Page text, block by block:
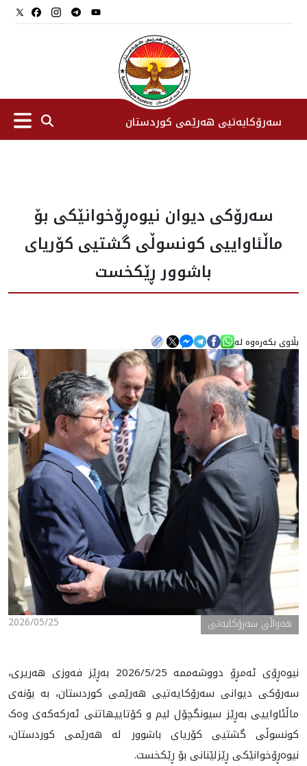
سەرۆکایەتیی هەرێمی کوردستان
جێگرانی سه‌رۆک
ستافی سەرۆکایەتی
هه‌واڵ
گەلەری
سەرۆکی دیوان نیوەڕۆخوانێکی بۆ
ماڵئاواییی کونسوڵی گشتیی کۆریای
باشوور ڕێکخست
بڵاوی بکەرەوە لە
2026/05/25 ھەواڵی سەرۆکایەتی
نیوەڕۆی ئەمڕۆ دووشەممە 2026/5/25 بەڕێز فەوزی هەریری،
سەرۆکی دیوانی سەرۆکایەتیی هەرێمی کوردستان، بە بۆنەی
ماڵئاواییی بەڕێز سيونگچۆل ليم و کۆتاییهاتنی ئەرکەکەی وەک
کونسوڵی گشتیی کۆریای باشوور لە هەرێمی کوردستان،
نیوەڕۆخوانێکی ڕێزلێنانی بۆ ڕێکخست.